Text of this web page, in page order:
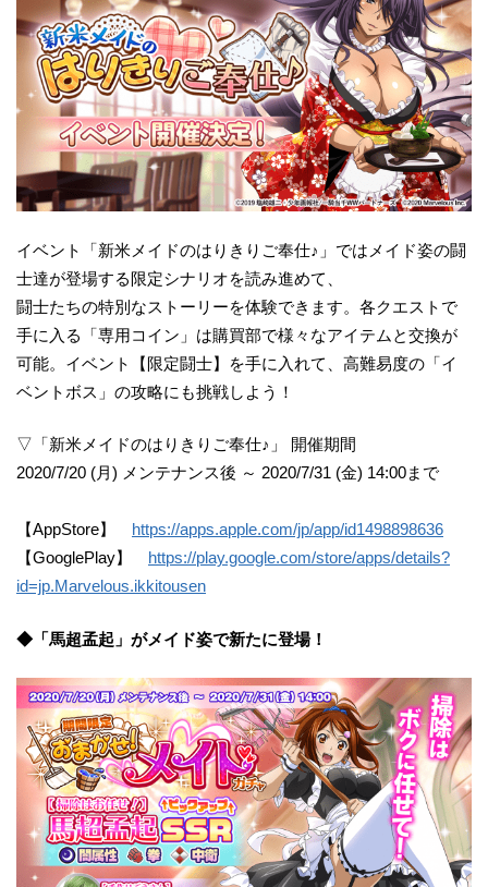
イベント「新米メイドのはりきりご奉仕♪」ではメイド姿の闘
士達が登場する限定シナリオを読み進めて、
闘士たちの特別なストーリーを体験できます。各クエストで
手に入る「専用コイン」は購買部で様々なアイテムと交換が
可能。イベント【限定闘士】を手に入れて、高難易度の「イ
ベントボス」の攻略にも挑戦しよう！
▽「新米メイドのはりきりご奉仕♪」 開催期間
2020/7/20 (月) メンテナンス後 ～ 2020/7/31 (金) 14:00まで
【AppStore】 https://apps.apple.com/jp/app/id1498898636
【GooglePlay】 https://play.google.com/store/apps/details?
id=jp.Marvelous.ikkitousen
◆「馬超孟起」がメイド姿で新たに登場！